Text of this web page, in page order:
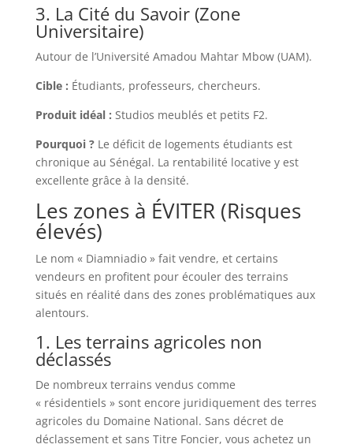
3. La Cité du Savoir (Zone
Universitaire)
Autour de l’Université Amadou Mahtar Mbow (UAM).
Cible : Étudiants, professeurs, chercheurs.
Produit idéal : Studios meublés et petits F2.
Pourquoi ?Le déficit de logements étudiants est
chronique au Sénégal. La rentabilité locative y est
excellente grâce à la densité.
Les zones à ÉVITER (Risques
élevés)
Le nom « Diamniadio » fait vendre, et certains
vendeurs en profitent pour écouler des terrains
situés en réalité dans des zones problématiques aux
alentours.
1. Les terrains agricoles non
déclassés
De nombreux terrains vendus comme
« résidentiels » sont encore juridiquement des terres
agricoles du Domaine National. Sans décret de
déclassement et sans Titre Foncier, vous achetez un